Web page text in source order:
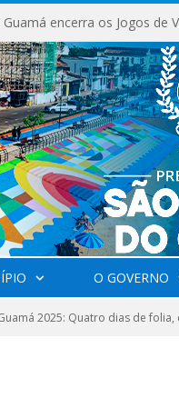
O GOVERNO
2025: Quatro dias de